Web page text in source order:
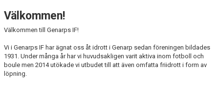
EKEVALLEN IP
BILDGALLERI
DOKUMENT
Välkommen!
Välkommen till Genarps IF!
Vi i Genarps IF har ägnat oss åt idrott i Genarp sedan föreningen bildades
1931. Under många år har vi huvudsakligen varit aktiva inom fotboll och
boule men 2014 utökade vi utbudet till att även omfatta friidrott i form av
löpning.